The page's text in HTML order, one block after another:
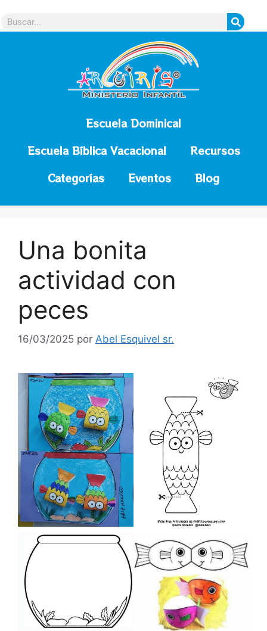
Escuela Dominical
Escuela Bíblica Vacacional
Recursos
Categorías
Eventos Blog
Una bonita
actividad con
peces
16/03/2025 por Abel Esquivel sr.